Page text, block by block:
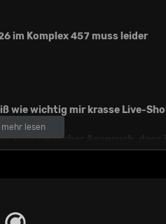
im Komplex 457 muss leider
wie wichtig mir krasse Live-
künstlerischer Anspruch, dass
nur Singles, sondern ein
Solltet ihr bei den neuen
mehr lesen